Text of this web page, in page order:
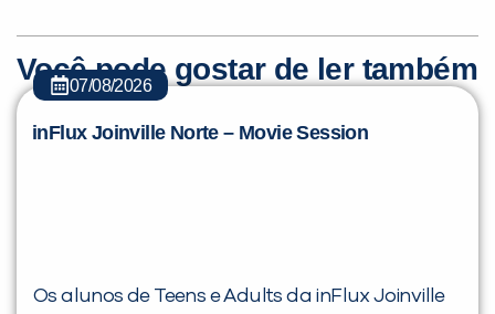
Você pode gostar de ler também
07/08/2026
inFlux Joinville Norte – Movie Session
Os alunos de Teens e Adults da inFlux Joinville